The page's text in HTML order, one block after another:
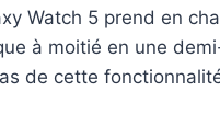
Watch 5 prend en
à moitié en une
de cette